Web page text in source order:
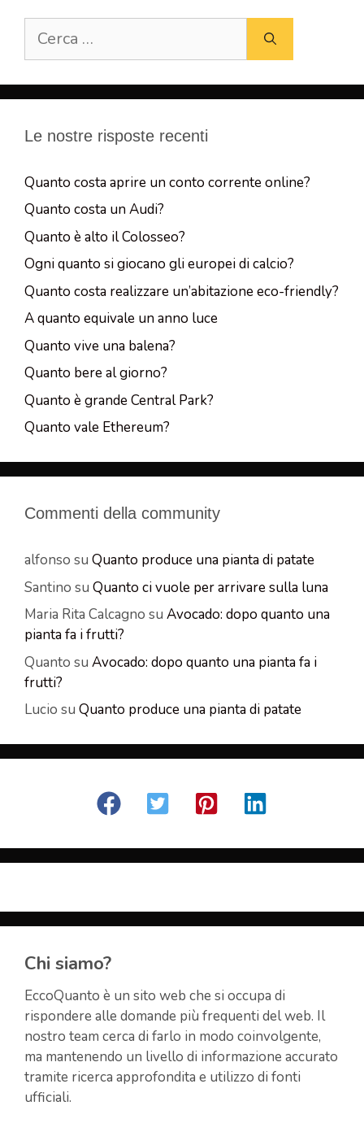
per:
Le nostre risposte recenti
Quanto costa aprire un conto corrente online?
Quanto costa un Audi?
Quanto è alto il Colosseo?
Ogni quanto si giocano gli europei di calcio?
Quanto costa realizzare un’abitazione eco-friendly?
A quanto equivale un anno luce
Quanto vive una balena?
Quanto bere al giorno?
Quanto è grande Central Park?
Quanto vale Ethereum?
Commenti della community
alfonso su Quanto produce una pianta di patate
Santino su Quanto ci vuole per arrivare sulla luna
Maria Rita Calcagno su Avocado: dopo quanto una
pianta fa i frutti?
Quanto su Avocado: dopo quanto una pianta fa i
frutti?
Lucio su Quanto produce una pianta di patate
Chi siamo?
EccoQuanto è un sito web che si occupa di
rispondere alle domande più frequenti del web. Il
nostro team cerca di farlo in modo coinvolgente,
ma mantenendo un livello di informazione accurato
tramite ricerca approfondita e utilizzo di fonti
ufficiali.